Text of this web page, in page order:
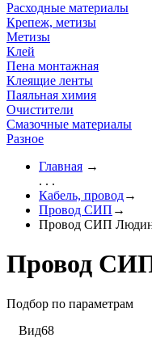
Расходные материалы
Крепеж, метизы
Метизы
Клей
Пена монтажная
Клеящие ленты
Паяльная химия
Очистители
Смазочные материалы
Разное
Главная →
. . .
Кабель, провод→
Провод СИП →
Провод СИП
Провод
Подбор по параметрам
Вид68